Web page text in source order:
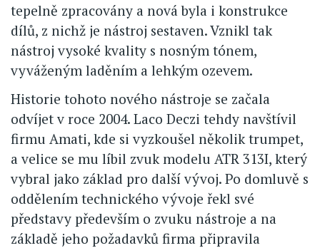
tepelně zpracovány a nová byla i konstrukce
dílů, z nichž je nástroj sestaven. Vznikl tak
nástroj vysoké kvality s nosným tónem,
vyváženým laděním a lehkým ozevem.
Historie tohoto nového nástroje se začala
odvíjet v roce 2004. Laco Deczi tehdy navštívil
firmu Amati, kde si vyzkoušel několik trumpet,
a velice se mu líbil zvuk modelu ATR 313I, který
vybral jako základ pro další vývoj. Po domluvě s
oddělením technického vývoje řekl své
představy především o zvuku nástroje a na
základě jeho požadavků firma připravila